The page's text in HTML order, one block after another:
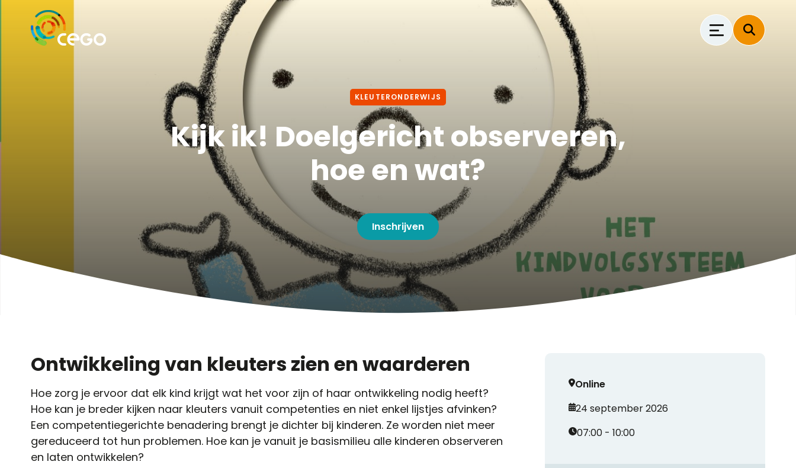
KLEUTERONDERWIJS
Kijk ik! Doelgericht observeren,
hoe en wat?
Inschrijven
Ontwikkeling van kleuters zien en waarderen
Hoe zorg je ervoor dat elk kind krijgt wat het voor zijn of haar ontwikkeling nodig heeft?
Hoe kan je breder kijken naar kleuters vanuit competenties en niet enkel lijstjes afvinken?
Een competentiegerichte benadering brengt je dichter bij kinderen. Ze worden niet meer
gereduceerd tot hun problemen. Hoe kan je vanuit je basismilieu alle kinderen observeren
en laten ontwikkelen?
Online
24 september 2026
07:00 - 10:00